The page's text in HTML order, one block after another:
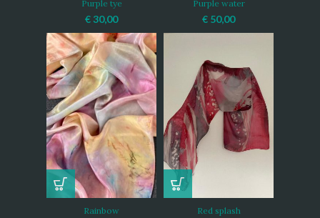
Purple tye
€ 30,00
Purple water
€ 50,00
Rainbow Red splash